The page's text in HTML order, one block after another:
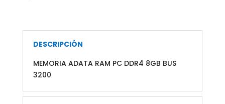
DESCRIPCIÓN
MEMORIA ADATA RAM PC DDR4 8GB BUS
3200